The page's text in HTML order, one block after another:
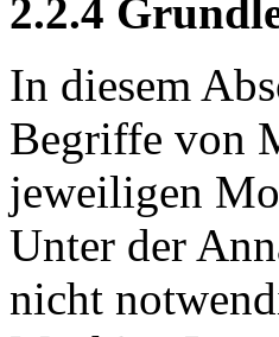
2.2.4
In diesem
Begriffe von
jeweiligen
Unter der
nicht